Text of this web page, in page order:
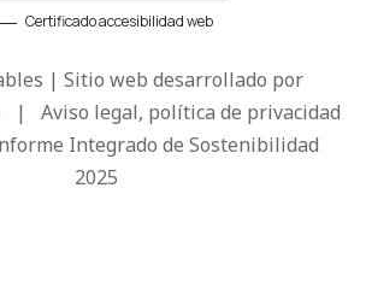
Certificado accesibilidad web
| Sitio web desarrollado por
| Aviso legal, política de privacidad
Integrado de Sostenibilidad
2025